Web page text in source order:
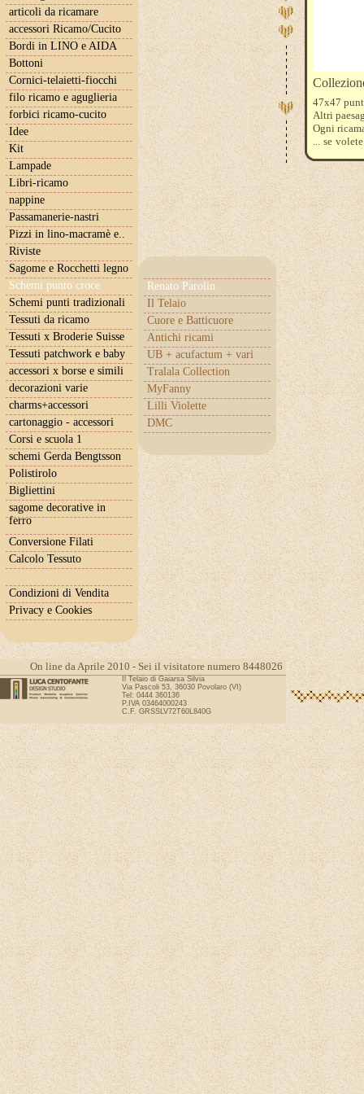
articoli da ricamare
accessori Ricamo/Cucito
Bordi in LINO e AIDA
Bottoni
Cornici-telaietti-fiocchi
filo ricamo e aguglieria
forbici ricamo-cucito
Idee
Kit
Lampade
Libri-ricamo
nappine
Passamanerie-nastri
Pizzi in lino-macramè e..
Riviste
Sagome e Rocchetti legno
Schemi punto croce
Renato Parolin
Il Telaio
Cuore e Batticuore
Antichi ricami
UB + acufactum + vari
Tralala Collection
MyFanny
Lilli Violette
DMC
Schemi punti tradizionali
Tessuti da ricamo
Tessuti x Broderie Suisse
Tessuti patchwork e baby
accessori x borse e simili
decorazioni varie
charms+accessori
cartonaggio - accessori
Corsi e scuola 1
schemi Gerda Bengtsson
Polistirolo
Bigliettini
sagome decorative in
ferro
Conversione Filati
Calcolo Tessuto
Condizioni di Vendita
Privacy e Cookies
47x47
Altri
Ogni
... se
ha
3820-816-
On line da Aprile 2010 - Sei il visitatore numero 8448026
Il Telaio di Gaiarsa Silvia
Via Pascoli 53, 36030 Povolaro (VI)
Tel: 0444 360136
P.IVA 03464000243
C.F. GRSSLV72T60L840G